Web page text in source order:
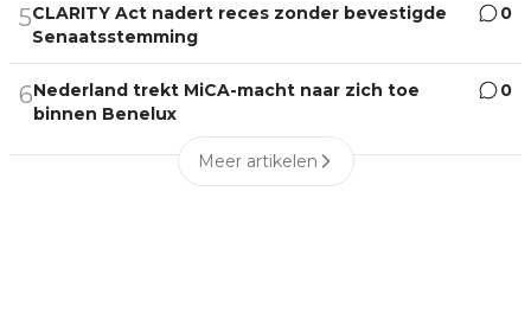
5CLARITY Act nadert reces zonder bevestigde
Senaatsstemming
0
6Nederland trekt MiCA-macht naar zich toe
binnen Benelux
0
Meer artikelen